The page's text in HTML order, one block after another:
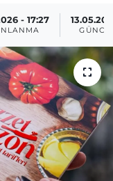
- 17:27